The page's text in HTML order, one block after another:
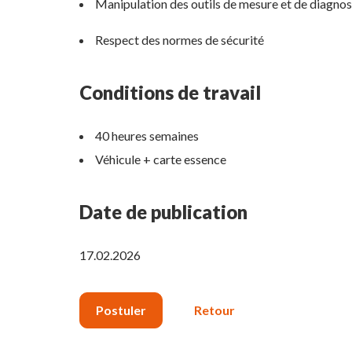
Manipulation des outils de mesure et de
Respect des normes de sécurité
Conditions de travail
40 heures semaines
Véhicule + carte essence
Date de publication
17.02.2026